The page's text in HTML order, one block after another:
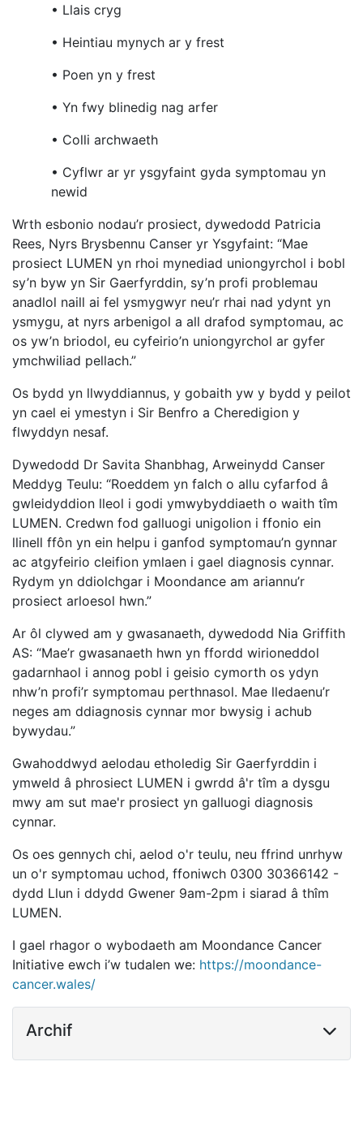
• Llais cryg
• Heintiau mynych ar y frest
• Poen yn y frest
• Yn fwy blinedig nag arfer
• Colli archwaeth
• Cyflwr ar yr ysgyfaint gyda symptomau yn
newid
Wrth esbonio nodau’r prosiect, dywedodd Patricia
Rees, Nyrs Brysbennu Canser yr Ysgyfaint: “Mae
prosiect LUMEN yn rhoi mynediad uniongyrchol i bobl
sy’n byw yn Sir Gaerfyrddin, sy’n profi problemau
anadlol naill ai fel ysmygwyr neu’r rhai nad ydynt yn
ysmygu, at nyrs arbenigol a all drafod symptomau, ac
os yw’n briodol, eu cyfeirio’n uniongyrchol ar gyfer
ymchwiliad pellach.”
Os bydd yn llwyddiannus, y gobaith yw y bydd y peilot
yn cael ei ymestyn i Sir Benfro a Cheredigion y
flwyddyn nesaf.
Dywedodd Dr Savita Shanbhag, Arweinydd Canser
Meddyg Teulu: “Roeddem yn falch o allu cyfarfod â
gwleidyddion lleol i godi ymwybyddiaeth o waith tîm
LUMEN. Credwn fod galluogi unigolion i ffonio ein
llinell ffôn yn ein helpu i ganfod symptomau’n gynnar
ac atgyfeirio cleifion ymlaen i gael diagnosis cynnar.
Rydym yn ddiolchgar i Moondance am ariannu’r
prosiect arloesol hwn.”
Ar ôl clywed am y gwasanaeth, dywedodd Nia Griffith
AS: “Mae’r gwasanaeth hwn yn ffordd wirioneddol
gadarnhaol i annog pobl i geisio cymorth os ydyn
nhw’n profi’r symptomau perthnasol. Mae lledaenu’r
neges am ddiagnosis cynnar mor bwysig i achub
bywydau.”
Gwahoddwyd aelodau etholedig Sir Gaerfyrddin i
ymweld â phrosiect LUMEN i gwrdd â'r tîm a dysgu
mwy am sut mae'r prosiect yn galluogi diagnosis
cynnar.
Os oes gennych chi, aelod o'r teulu, neu ffrind unrhyw
un o'r symptomau uchod, ffoniwch 0300 30366142 -
dydd Llun i ddydd Gwener 9am-2pm i siarad â thîm
LUMEN.
I gael rhagor o wybodaeth am Moondance Cancer
Initiative ewch i’w tudalen we: https://moondance-
cancer.wales/
Archif